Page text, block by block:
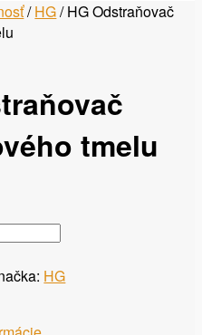
/HG/ HG Odstraňovač
tmelu
HG